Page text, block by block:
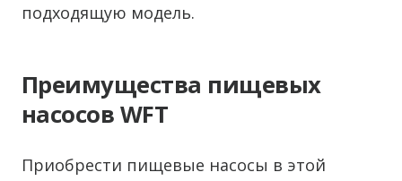
подходящую модель.
Преимущества пищевых
насосов WFT
Приобрести пищевые насосы в этой